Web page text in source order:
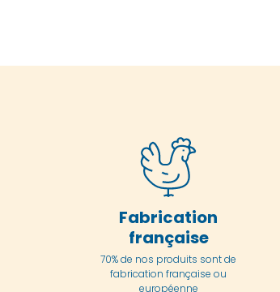
Fabrication
française
70% de nos produits sont de
fabrication française ou
européenne